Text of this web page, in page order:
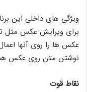
ویژگی های داخلی این
برای ویرایش عکس مثل
عکس ها را روی آنها
نوشتن متن روی عکس
نقاط قوت